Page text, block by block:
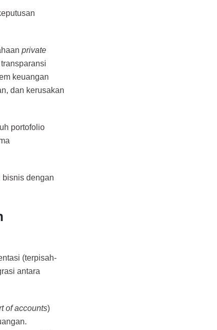
private
keuangan
dan kerusakan
portofolio
bisnis dengan
(terpisah-
antara
of accounts)